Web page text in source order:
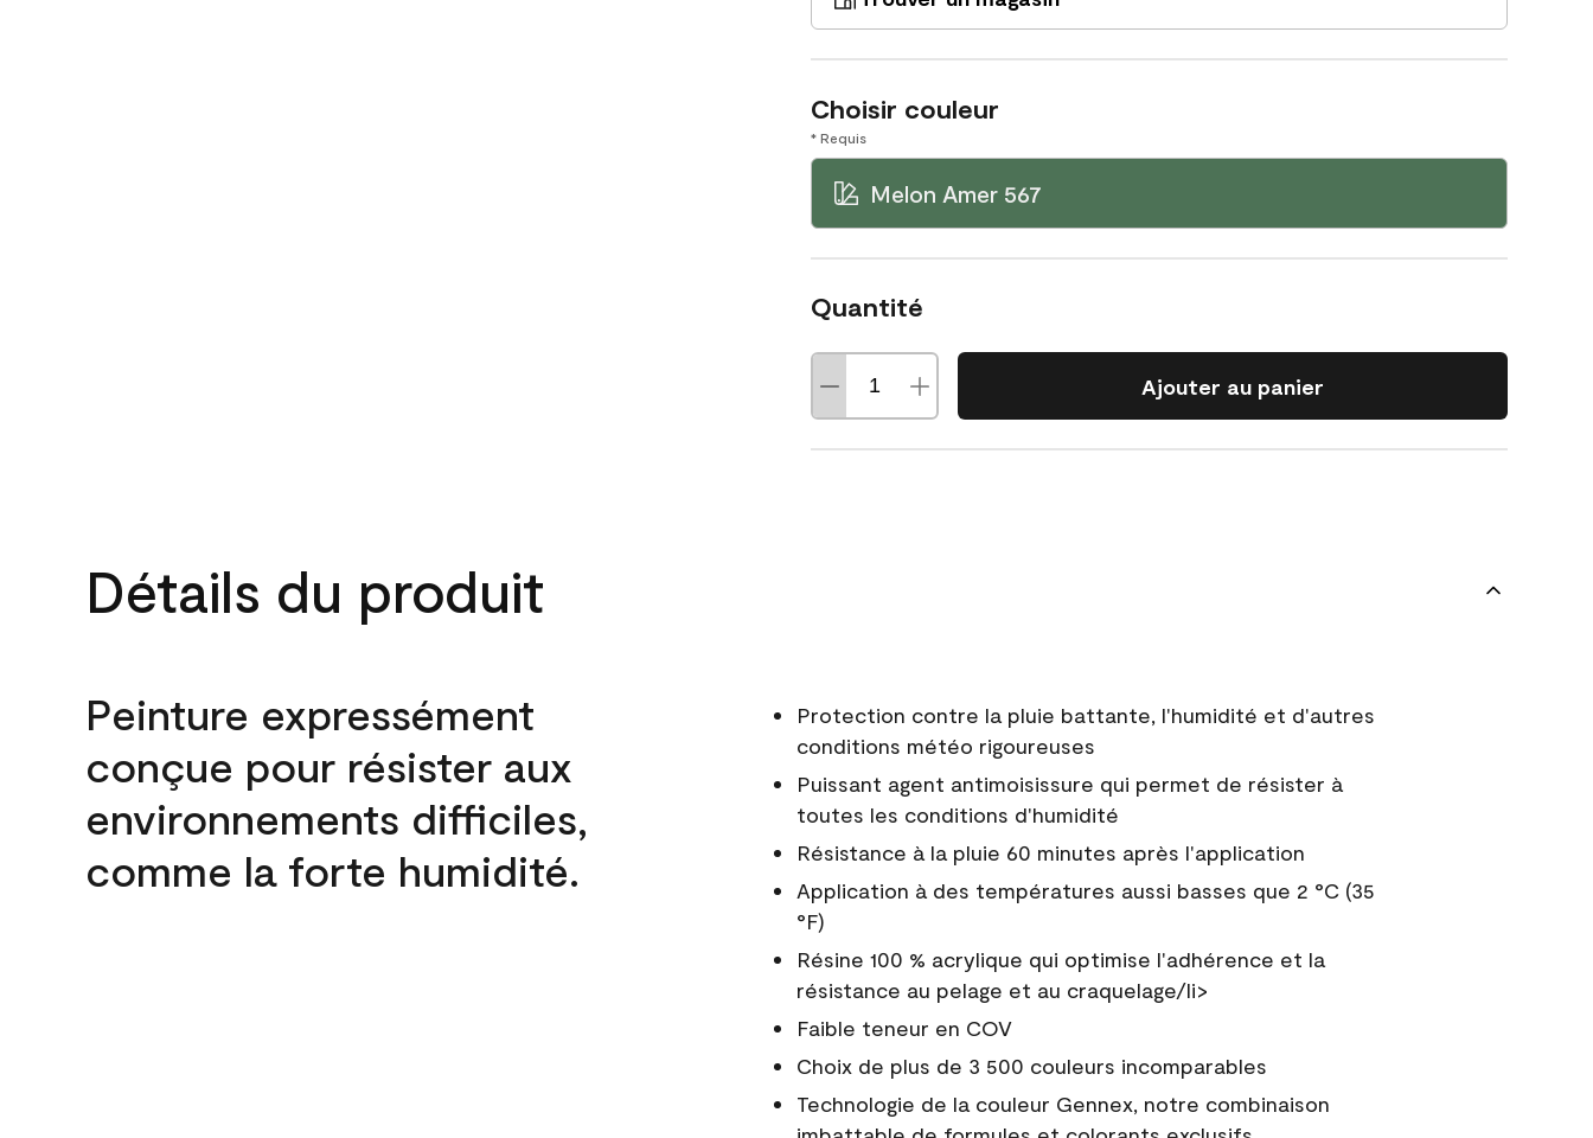
Choisir couleur
* Requis
Melon Amer 567
Quantité
Ajouter au panier
Détails du produit
Peinture expressément
conçue pour résister aux
environnements difficiles,
comme la forte humidité.
Protection contre la pluie battante, l'humidité et d'autres
conditions météo rigoureuses
Puissant agent antimoisissure qui permet de résister à
toutes les conditions d'humidité
Résistance à la pluie 60 minutes après l'application
Application à des températures aussi basses que 2 °C (35
°F)
Résine 100 % acrylique qui optimise l'adhérence et la
résistance au pelage et au craquelage/li>
Faible teneur en COV
Choix de plus de 3 500 couleurs incomparables
Technologie de la couleur Gennex, notre combinaison